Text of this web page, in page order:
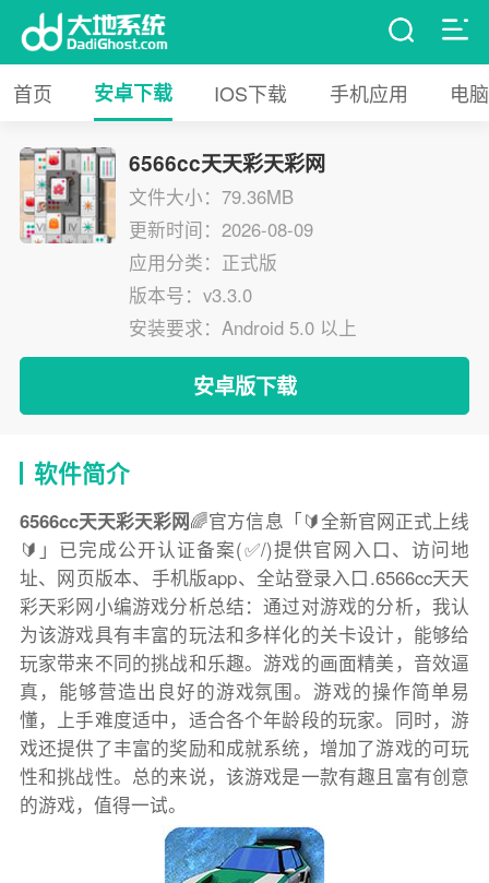
首页 安卓下载 IOS下载 手机应用 电
6566cc天天彩天彩网
文件大小：79.36MB
更新时间：2026-08-09
应用分类：正式版
版本号：v3.3.0
安装要求：Android 5.0 以上
安卓版下载
软件简介
6566cc天天彩天彩网🌈官方信息「🔰全新官网正式上线
🔰」已完成公开认证备案(✅/)提供官网入口、访问地
址、网页版本、手机版app、全站登录入口.6566cc天天
彩天彩网小编游戏分析总结：通过对游戏的分析，我认
为该游戏具有丰富的玩法和多样化的关卡设计，能够给
玩家带来不同的挑战和乐趣。游戏的画面精美，音效逼
真，能够营造出良好的游戏氛围。游戏的操作简单易
懂，上手难度适中，适合各个年龄段的玩家。同时，游
戏还提供了丰富的奖励和成就系统，增加了游戏的可玩
性和挑战性。总的来说，该游戏是一款有趣且富有创意
的游戏，值得一试。